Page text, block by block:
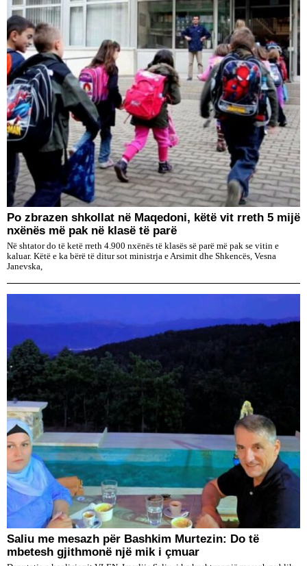
Po zbrazen shkollat në Maqedoni, këtë vit rreth 5 mijë
nxënës më pak në klasë të parë
Në shtator do të ketë rreth 4.900 nxënës të klasës së parë më pak se vitin e
kaluar. Këtë e ka bërë të ditur sot ministrja e Arsimit dhe Shkencës, Vesna
Janevska,
Saliu me mesazh për Bashkim Murtezin: Do të
mbetesh gjithmonë një mik i çmuar